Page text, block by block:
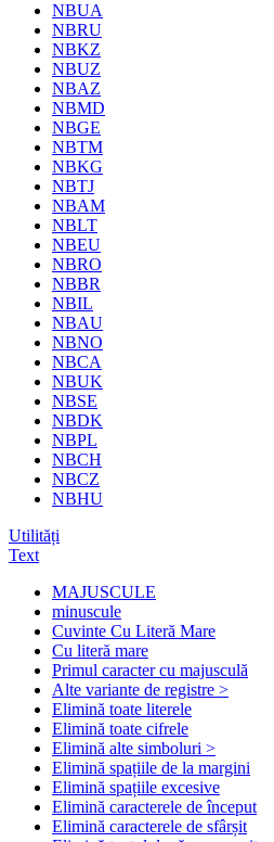
NBUA
NBRU
NBKZ
NBUZ
NBAZ
NBMD
NBGE
NBTM
NBKG
NBTJ
NBAM
NBLT
NBEU
NBRO
NBBR
NBIL
NBAU
NBNO
NBCA
NBUK
NBSE
NBDK
NBPL
NBCH
NBCZ
NBHU
Utilități
Text
MAJUSCULE
minuscule
Cuvinte Cu Literă Mare
Cu literă mare
Primul caracter cu majusculă
Alte variante de registre >
Elimină toate literele
Elimină toate cifrele
Elimină alte simboluri >
Elimină spațiile de la margini
Elimină spațiile excesive
Elimină caracterele de început
Elimină caracterele de sfârșit